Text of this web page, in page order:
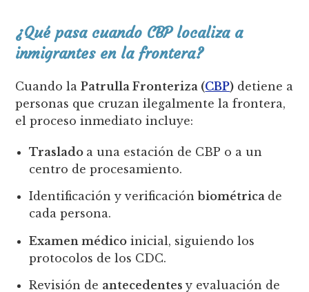
¿Qué pasa cuando CBP localiza a
inmigrantes en la frontera?
Cuando laPatrulla Fronteriza (CBP) detiene a
personas que cruzan ilegalmente la frontera,
el proceso inmediato incluye:
Traslado a una estación de CBP o a un
centro de procesamiento.
Identificación y verificaciónbiométrica de
cada persona.
Examen médico inicial, siguiendo los
protocolos de los CDC.
Revisión de antecedentesy evaluación de